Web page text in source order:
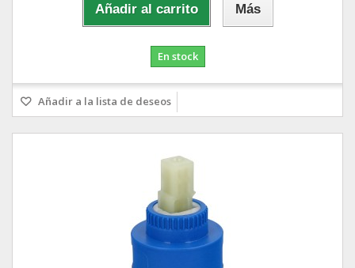
Añadir al carrito Más
En stock
Añadir a la lista de deseos